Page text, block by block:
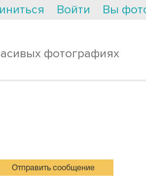
Войти Вы
фотографиях
Отправить сообщение